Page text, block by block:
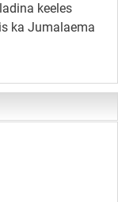
keeles
ka Jumalaema